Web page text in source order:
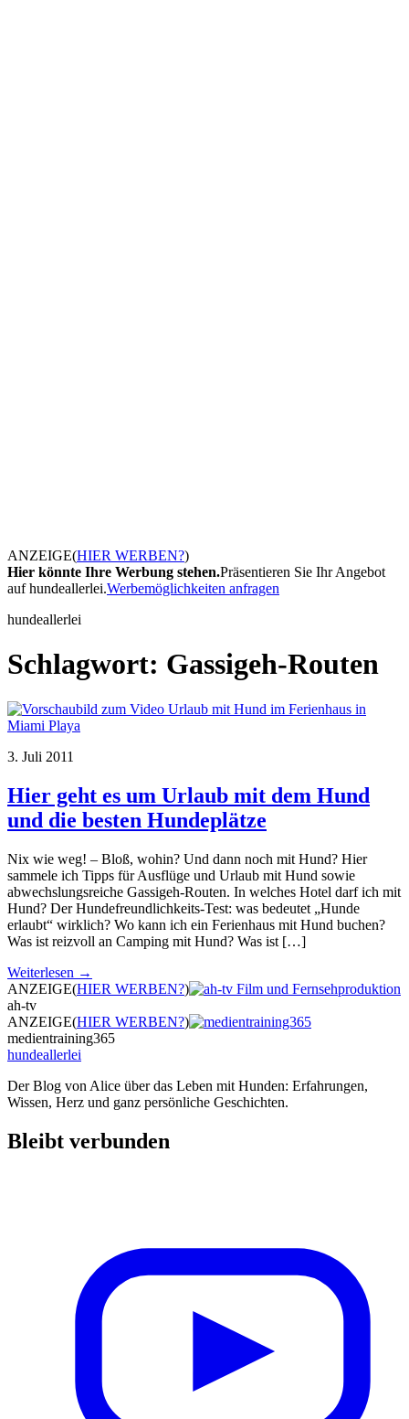
ANZEIGE(HIER WERBEN?)
Hier könnte Ihre Werbung stehen.Präsentieren Sie Ihr Angebot
auf hundeallerlei.Werbemöglichkeiten anfragen
hundeallerlei
Schlagwort: Gassigeh-Routen
3. Juli 2011
Hier geht es um Urlaub mit dem Hund
und die besten Hundeplätze
Nix wie weg! – Bloß, wohin? Und dann noch mit Hund? Hier
sammele ich Tipps für Ausflüge und Urlaub mit Hund sowie
abwechslungsreiche Gassigeh-Routen. In welches Hotel darf ich mit
Hund? Der Hundefreundlichkeits-Test: was bedeutet „Hunde
erlaubt“ wirklich? Wo kann ich ein Ferienhaus mit Hund buchen?
Was ist reizvoll an Camping mit Hund? Was ist […]
Weiterlesen →
ANZEIGE(HIER WERBEN?)
ah-tv
ANZEIGE(HIER WERBEN?)
medientraining365
hundeallerlei
Der Blog von Alice über das Leben mit Hunden: Erfahrungen,
Wissen, Herz und ganz persönliche Geschichten.
Bleibt verbunden